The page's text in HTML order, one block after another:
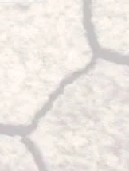
recherche
sélectionné.
Les
utilisateurs
d'appareils
tactiles
peuvent